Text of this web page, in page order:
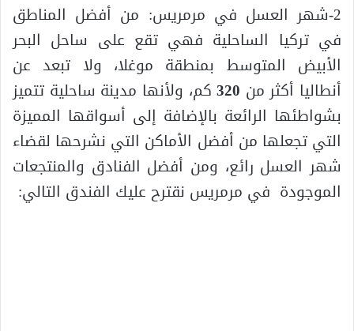
2-شهر العسل في مرمريس: من أفضل المناطق
في تركيا الساحلية فهي تقع على ساحل البحر
الأبيض المتوسط بمنطقة موغلا، ولا تبعد عن
أنطاليا أكثر من 320كم، ولأنها مدينة ساحلية تتميز
بشواطئها الرائعة بالإضافة إلى أسواقها المميزة
التي تجعلها من أفضل الأماكن التي نشرحها لقضاء
شهر العسل رائع، ومن أفضل الفنادق والمنتجعات
الموجودة في مرمريس نقترح عليك الفندق التالي: